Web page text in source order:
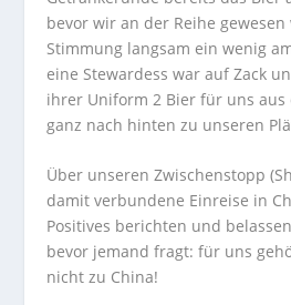
bevor wir an der Reihe
Stimmung langsam ein wenig
eine Stewardess war auf Zack
ihrer Uniform 2 Bier für uns aus
ganz nach hinten zu unseren
Über unseren Zwischenstopp
damit verbundene Einreise in
Positives berichten und
bevor jemand fragt: für uns
nicht zu China!